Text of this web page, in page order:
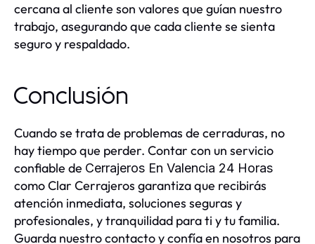
cercana al cliente son valores que guían nuestro
trabajo, asegurando que cada cliente se sienta
seguro y respaldado.
Conclusión
Cuando se trata de problemas de cerraduras, no
hay tiempo que perder. Contar con un servicio
confiable de Cerrajeros En Valencia 24 Horas
como Clar Cerrajeros garantiza que recibirás
atención inmediata, soluciones seguras y
profesionales, y tranquilidad para ti y tu familia.
Guarda nuestro contacto y confía en nosotros para